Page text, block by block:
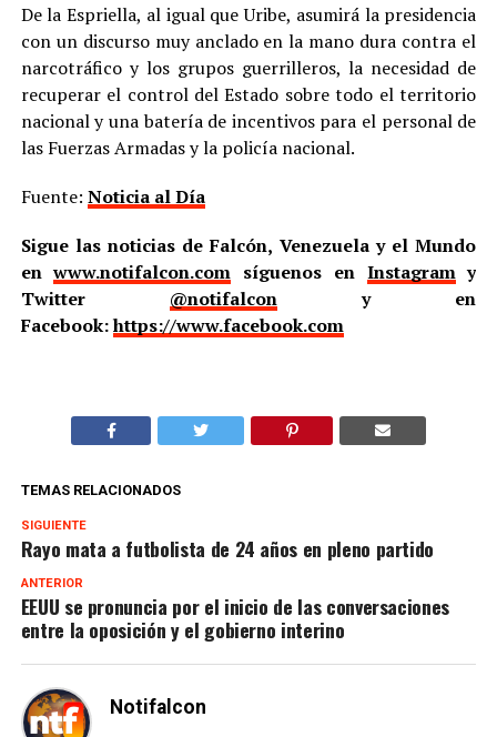
De la Espriella, al igual que Uribe, asumirá la presidencia
con un discurso muy anclado en la mano dura contra el
narcotráfico y los grupos guerrilleros, la necesidad de
recuperar el control del Estado sobre todo el territorio
nacional y una batería de incentivos para el personal de
las Fuerzas Armadas y la policía nacional.
Fuente: Noticia al Día
Sigue las noticias de Falcón, Venezuela y el Mundo
enwww.notifalcon.com síguenos en Instagramy
Twitter @notifalcony en
Facebook:https://www.facebook.com
TEMAS RELACIONADOS
SIGUIENTE
Rayo mata a futbolista de 24 años en pleno partido
ANTERIOR
EEUU se pronuncia por el inicio de las conversaciones
entre la oposición y el gobierno interino
Notifalcon